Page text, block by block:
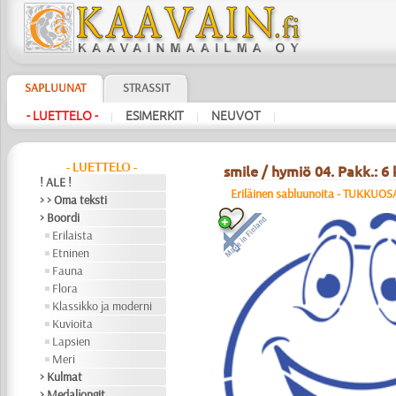
SAPLUUNAT STRASSIT
- LUETTELO - | ESIMERKIT | NEUVOT |
- LUETTELO -
! ALE !
> > Oma teksti
> Boordi
Erilaista
Etninen
Fauna
Flora
Klassikko ja moderni
Kuvioita
Lapsien
Meri
> Kulmat
smile / hymiö 04. Pakk.: 6
Eriläinen sabluunoita -